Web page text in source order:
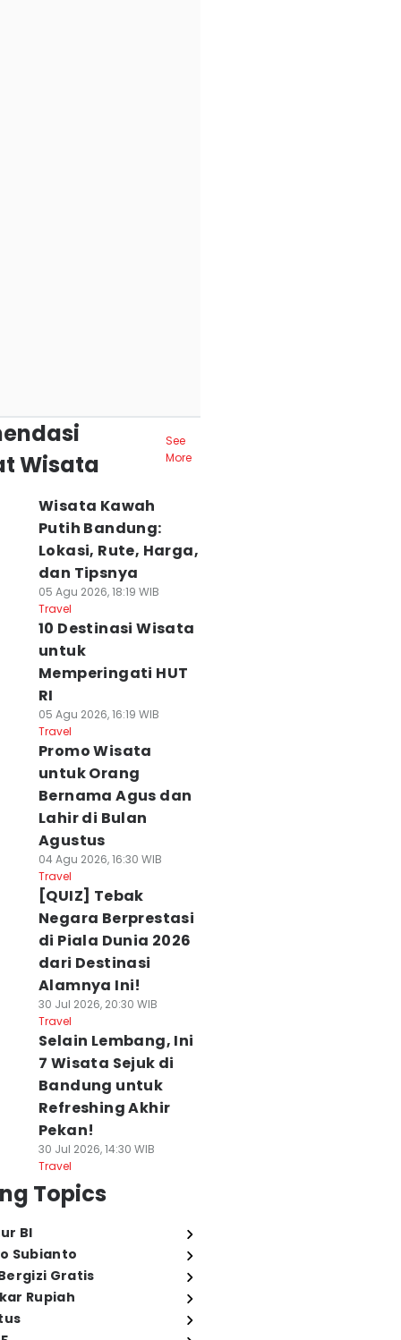
Wisata
See
More
Wisata Kawah
Putih Bandung:
Lokasi, Rute, Harga,
dan Tipsnya
05 Agu 2026, 18:19 WIB
Travel
10 Destinasi Wisata
untuk
Memperingati HUT
RI
05 Agu 2026, 16:19 WIB
Travel
Promo Wisata
untuk Orang
Bernama Agus dan
Lahir di Bulan
Agustus
04 Agu 2026, 16:30 WIB
Travel
[QUIZ] Tebak
Negara Berprestasi
di Piala Dunia 2026
dari Destinasi
Alamnya Ini!
30 Jul 2026, 20:30 WIB
Travel
Selain Lembang, Ini
7 Wisata Sejuk di
Bandung untuk
Refreshing Akhir
Pekan!
30 Jul 2026, 14:30 WIB
Travel
Topics
BI
Subianto
Gratis
Rupiah